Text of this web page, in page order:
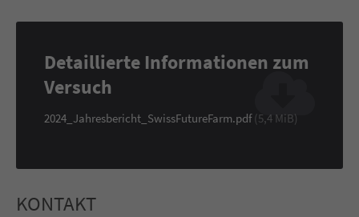
Detaillierte Informationen zum
Versuch
2024_Jahresbericht_SwissFutureFarm.pdf(5,4 MiB)
KONTAKT